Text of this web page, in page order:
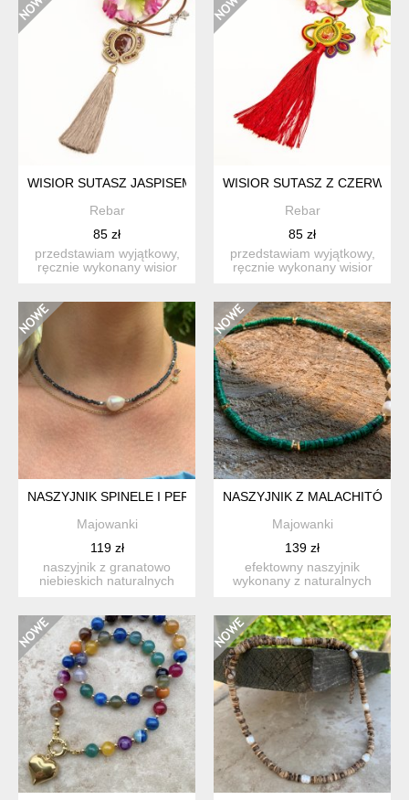
WISIOR SUTASZ JASPISEM I Z BRĄZOWYM CHWOSTEM
Rebar
85 zł
przedstawiam wyjątkowy,
ręcznie wykonany wisior
WISIOR SUTASZ Z
Rebar
85 zł
przedstawiam wyjątkowy,
ręcznie wykonany wisior
NASZYJNIK SPINELE I PERŁA /CHOKER Z PERŁĄ
Majowanki
119 zł
naszyjnik z granatowo
niebieskich naturalnych
NASZYJNIK Z MALACHITÓW I
Majowanki
139 zł
efektowny naszyjnik
wykonany z naturalnych